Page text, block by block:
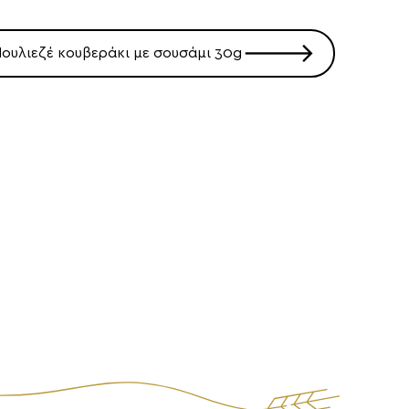
κουβεράκι με σουσάμι 30g 🡒